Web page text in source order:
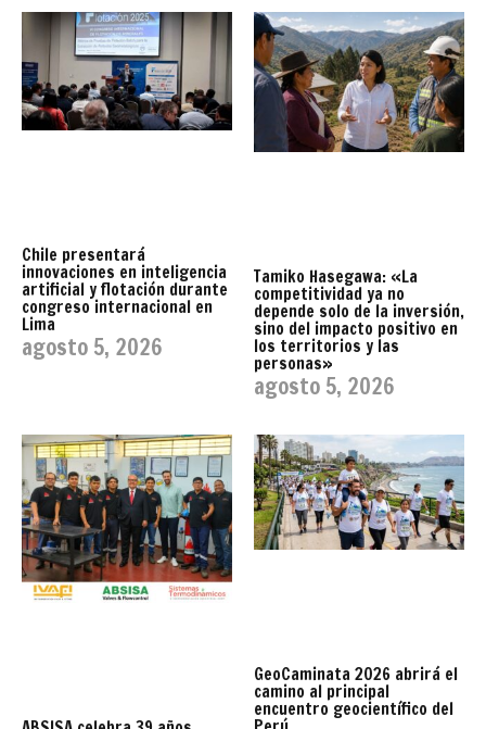
Chile presentará
innovaciones en inteligencia
artificial y flotación durante
congreso internacional en
Lima
agosto 5, 2026
Tamiko Hasegawa: «La
competitividad ya no
depende solo de la inversión,
sino del impacto positivo en
los territorios y las
personas»
agosto 5, 2026
GeoCaminata 2026 abrirá el
camino al principal
encuentro geocientífico del